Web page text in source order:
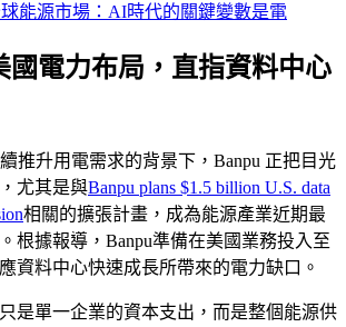
能源市場：AI時代的關鍵變數是電
國電力布局，直指資料中心
推升用電需求的背景下，Banpu 正把目光
尤其是與Banpu plans $1.5 billion U.S. data
相關的擴張計畫，成為能源產業近期最
根據報導，Banpu準備在美國業務投入至
資料中心快速成長所帶來的電力缺口。
是單一企業的資本支出，而是整個能源供